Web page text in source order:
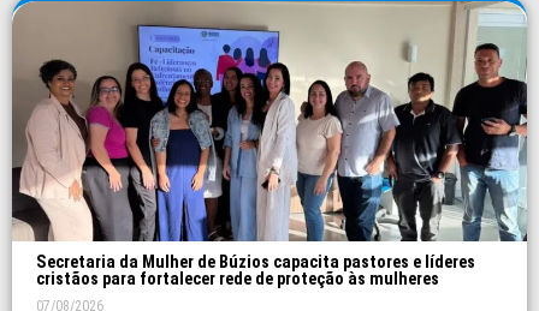
Secretaria da Mulher de Búzios capacita pastores e líderes
cristãos para fortalecer rede de proteção às mulheres
07/08/2026